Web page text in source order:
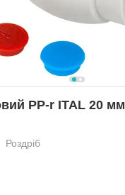
PP-r ITAL 20 мм
Роздріб